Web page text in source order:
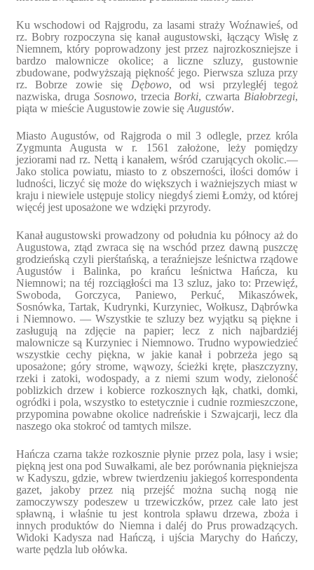
Ku wschodowi od Rajgrodu, za lasami straży Woźnawieś, od
rz. Bobry rozpoczyna się kanał augustowski, łączący Wisłę z
Niemnem, który poprowadzony jest przez najrozkoszniejsze i
bardzo malownicze okolice; a liczne szluzy, gustownie
zbudowane, podwyższają piękność jego. Pierwsza szluza przy
rz. Bobrze zowie się Dębowo, od wsi przyległéj tegoż
nazwiska, druga Sosnowo, trzecia Borki, czwarta Białobrzegi,
piąta w mieście Augustowie zowie się Augustów.
Miasto Augustów, od Rajgroda o mil 3 odlegle, przez króla
Zygmunta Augusta w r. 1561 założone, leży pomiędzy
jeziorami nad rz. Nettą i kanałem, wśród czarujących okolic.—
Jako stolica powiatu, miasto to z obszerności, ilości domów i
ludności, liczyć się może do większych i ważniejszych miast w
kraju i niewiele ustępuje stolicy niegdyś ziemi Łomży, od której
więcéj jest uposażone we wdzięki przyrody.
Kanał augustowski prowadzony od południa ku północy aż do
Augustowa, ztąd zwraca się na wschód przez dawną puszczę
grodzieńską czyli pierśtańską, a teraźniejsze leśnictwa rządowe
Augustów i Balinka, po krańcu leśnictwa Hańcza, ku
Niemnowi; na téj rozciągłości ma 13 szluz, jako to: Przewięź,
Swoboda, Gorczyca, Paniewo, Perkuć, Mikaszówek,
Sosnówka, Tartak, Kudrynki, Kurzyniec, Wołkusz, Dąbrówka
i Niemnowo. — Wszystkie te szluzy bez wyjątku są piękne i
zasługują na zdjęcie na papier; lecz z nich najbardziéj
malownicze są Kurzyniec i Niemnowo. Trudno wypowiedzieć
wszystkie cechy piękna, w jakie kanał i pobrzeża jego są
uposażone; góry strome, wąwozy, ścieżki kręte, płaszczyzny,
rzeki i zatoki, wodospady, a z niemi szum wody, zieloność
poblizkich drzew i kobierce rozkosznych łąk, chatki, domki,
ogródki i pola, wszystko to estetycznie i cudnie rozmieszczone,
przypomina powabne okolice nadreńskie i Szwajcarji, lecz dla
naszego oka stokroć od tamtych milsze.
Hańcza czarna także rozkosznie płynie przez pola, lasy i wsie;
piękną jest ona pod Suwałkami, ale bez porównania piękniejsza
w Kadyszu, gdzie, wbrew twierdzeniu jakiegoś korrespondenta
gazet, jakoby przez nią przejść można suchą nogą nie
zamoczywszy podeszew u trzewiczków, przez całe lato jest
spławną, i właśnie tu jest kontrola spławu drzewa, zboża i
innych produktów do Niemna i daléj do Prus prowadzących.
Widoki Kadysza nad Hańczą, i ujścia Marychy do Hańczy,
warte pędzla lub ołówka.